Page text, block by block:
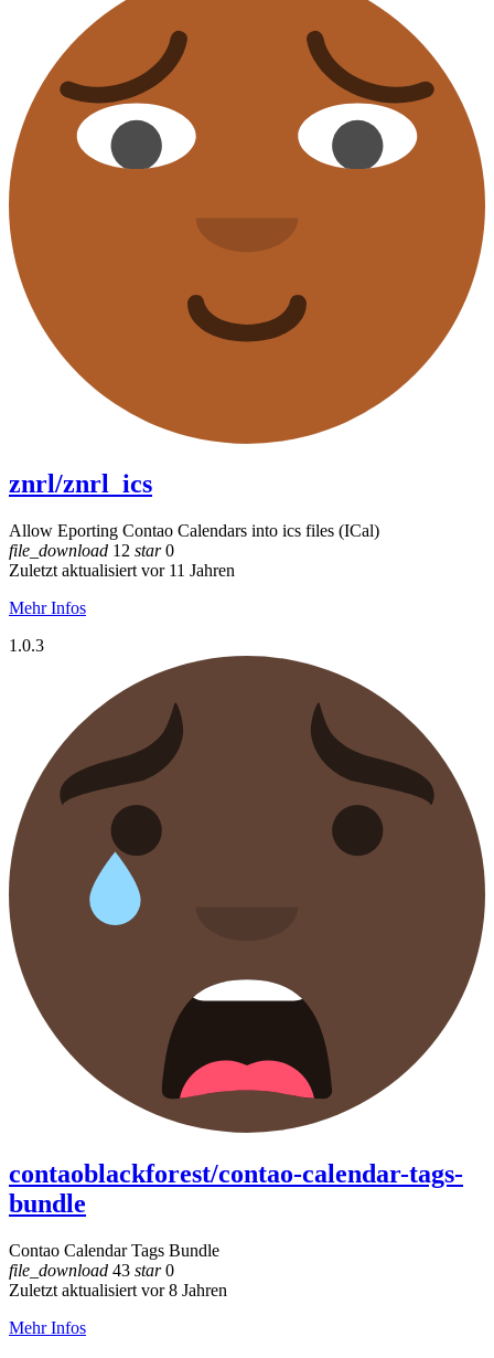
znrl/znrl_ics
Allow Eporting Contao Calendars into ics files (ICal)
file_download 12 star0
Zuletzt aktualisiert vor 11 Jahren
Mehr Infos
1.0.3
contaoblackforest/contao-calendar-tags-
bundle
Contao Calendar Tags Bundle
file_download 43 star0
Zuletzt aktualisiert vor 8 Jahren
Mehr Infos